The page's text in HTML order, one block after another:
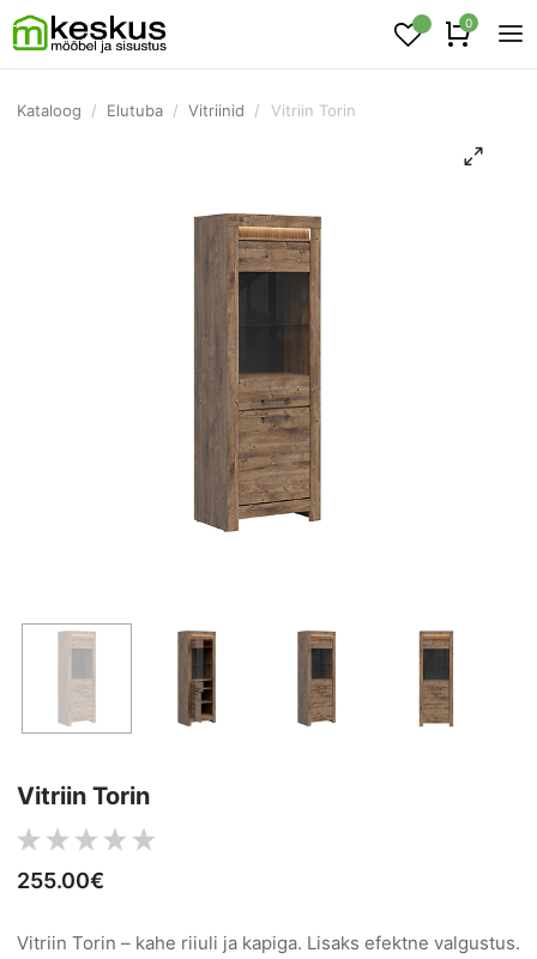
0
Kataloog / Elutuba / Vitriinid / Vitriin Torin
Vitriin Torin
255.00€
Vitriin Torin – kahe riiuli ja kapiga. Lisaks efektne valgustus.